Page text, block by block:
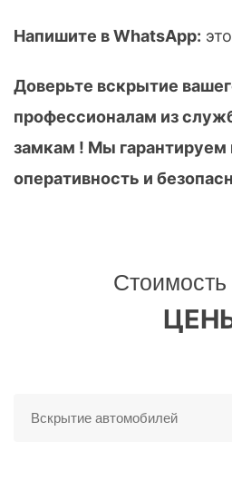
Напишите в WhatsApp:
Доверьте вскрытие
профессионалам из
замкам ! Мы гарантируем
оперативность и
Стоимость
Вскрытие автомобилей